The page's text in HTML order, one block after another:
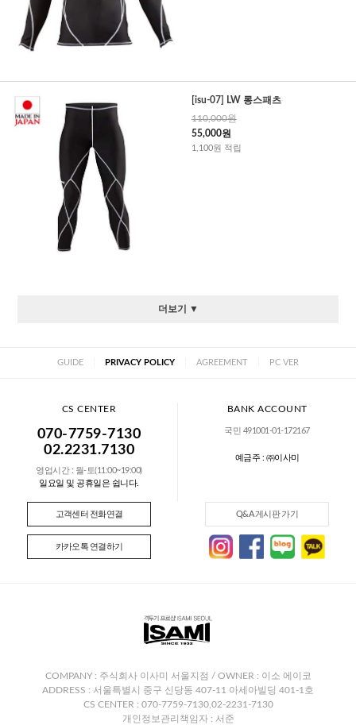
[isu-07] LW 롱스패츠
110,000원
55,000원
1,100원 적립
더보기 ▼
GUIDE PRIVACY POLICY AGREEMENT PC VER
CS CENTER
070-7759-7130
02.2231.7130
영업시간 : 월-토(11:00~19:00)
일요일 및 공휴일은 쉽니다.
BANK ACCOUNT
국민 491001-01-172167
예금주 : ㈜이사미
고객센터 전화연결
카카오톡 연결하기
Q&A 게시판 가기
COMPANY : 주식회사 이사미 서울지점 / OWNER : 이소 에이코
ADDRESS : 서울특별시 중구 신당동 407-11 아세아빌딩 401-1호
CS CENTER : 070-7759-7130,02-2231-7130
개인정보관리책임자 : 서준